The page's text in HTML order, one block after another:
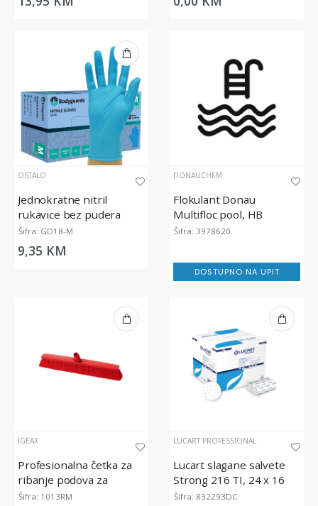
OSTALO
Jednokratne nitril
rukavice bez pudera
Polyco Bodyguards
GD18, plave, 100/1
Šifra: GD18-M
9,35 KM
DONAUCHEM
Flokulant Donau
Multifloc pool, HB
22kg/20l, za bistrenje
Šifra: 3978620
DOSTUPNO NA UPIT
IGEAX
Profesionalna četka za
ribanje podova za
prehrambenu industriju,
Šifra: 1013RM
LUCART PROFESSIONAL
Lucart slagane salvete
Strong 216 TI, 24 x 16
cm
Šifra: 832293DC